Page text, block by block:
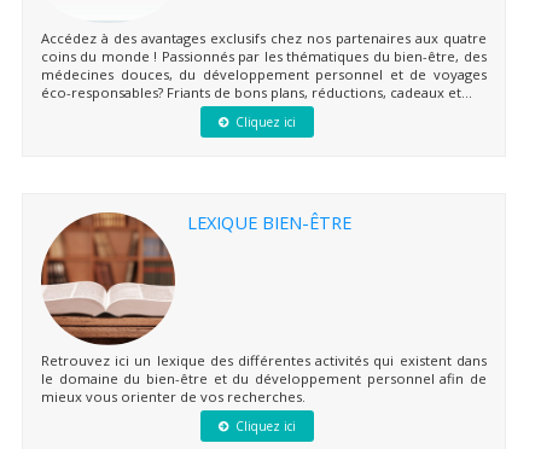
Accédez à des avantages exclusifs chez nos partenaires aux quatre
coins du monde ! Passionnés par les thématiques du bien-être, des
médecines douces, du développement personnel et de voyages
éco-responsables? Friants de bons plans, réductions, cadeaux et...
Cliquez ici
LEXIQUE BIEN-ÊTRE
Retrouvez ici un lexique des différentes activités qui existent dans
le domaine du bien-être et du développement personnel afin de
mieux vous orienter de vos recherches.
Cliquez ici